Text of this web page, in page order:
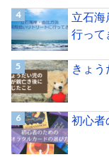
立石
行って
きょう
初心者